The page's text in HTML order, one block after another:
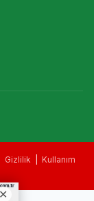
Gizlilik
Kullanım